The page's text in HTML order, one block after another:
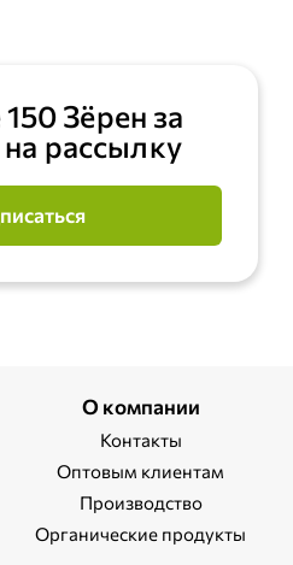
Зёрен за
рассылку
О компании
Контакты
Оптовым клиентам
Производство
Органические продукты